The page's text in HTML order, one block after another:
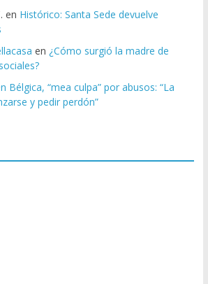
en Histórico: Santa Sede devuelve
en ¿Cómo surgió la madre de
Bélgica, “mea culpa” por abusos: “La
y pedir perdón”